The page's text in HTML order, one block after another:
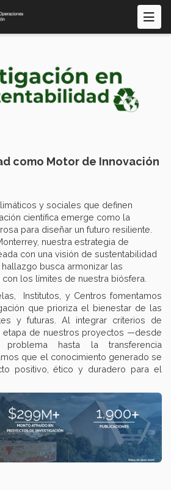
como Motor de Innovación
y sociales que definen
científica emerge como la
para diseñar un futuro resiliente.
nuestra estrategia de
con una visión de sustentabilidad
busca armonizar las
los límites de nuestra biósfera.
Institutos, y Centros fomentamos
que prioriza el bienestar de las
y futuras. Al integrar criterios de
etapa de nuestros proyectos —desde
hasta la transferencia
que el conocimiento generado se
positivo, ético y duradero para el